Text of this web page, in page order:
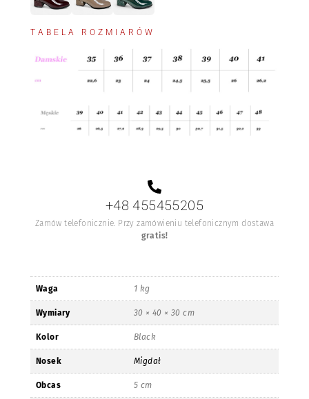
TABELA ROZMIARÓW
+48 455455205
Zamów telefonicznie. Przy zamówieniu telefonicznym dostawa
gratis!
Waga 1 kg
Wymiary 30 × 40 × 30 cm
Kolor Black
Nosek Migdał
Obcas 5 cm